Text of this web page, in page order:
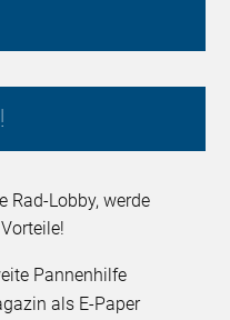
Rad-Lobby, werde
Pannenhilfe
als E-Paper